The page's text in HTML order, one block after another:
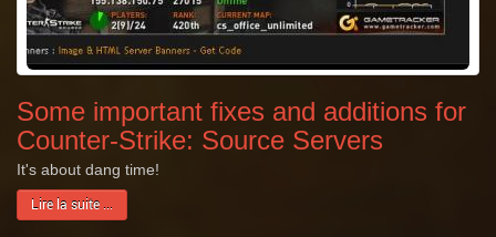
Some important fixes and additions for
Counter-Strike: Source Servers
It's about dang time!
Lire la suite ...